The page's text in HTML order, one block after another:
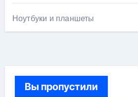
Ноутбуки и планшеты
Вы пропустили